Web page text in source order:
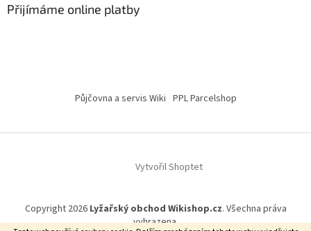
Přijímáme online platby
Půjčovna a servis Wiki PPL Parcelshop
Vytvořil Shoptet
Copyright 2026 Lyžařský obchod Wikishop.cz. Všechna práva
vyhrazena.